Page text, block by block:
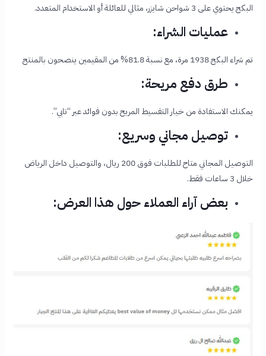
البكج يحتوي على 3 شواحن شايزر، مثالي للعائلة أو الاستخدام المتعدد.
عمليات الشراء:
تم شراء البكج 1938 مرة، مع نسبة 81.8% من المقيمين ينصحون بالمنتج
طرق دفع مريحة:
يمكنك الاستفادة من خيار التقسيط المريح بدون فوائد عبر “تابي”.
توصيل مجاني وسريع:
التوصيل المجاني متاح للطلبات فوق 200 ريال، والتوصيل داخل الرياض
خلال 3 ساعات فقط.
بعض آراء العملاء حول هذا العرض: